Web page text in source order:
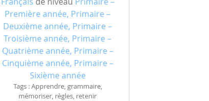
Première année, Primaire –
Deuxième année, Primaire –
Troisième année, Primaire –
Quatrième année, Primaire –
Cinquième année, Primaire –
Sixième année
Tags : Apprendre, grammaire,
mémoriser, règles, retenir